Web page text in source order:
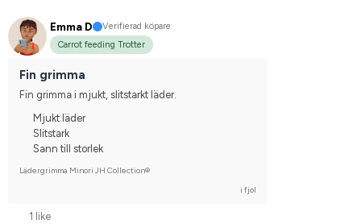
Emma D
Verifierad köpare
Carrot feeding Trotter
Fin grimma
Fin grimma i mjukt, slitstarkt läder.
Mjukt läder
Slitstark
Sann till storlek
Lädergrimma Minori JH Collection®
i fjol
1 like